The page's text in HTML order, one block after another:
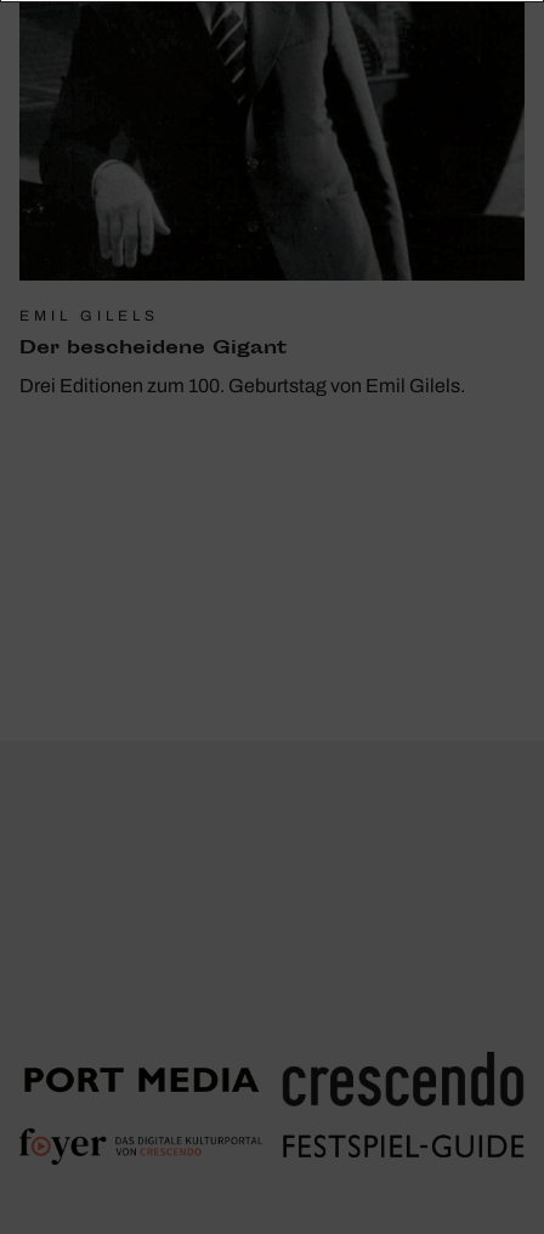
EMIL GILELS
Der beschei­dene Gigant
Drei Editionen zum 100. Geburtstag von Emil Gilels.